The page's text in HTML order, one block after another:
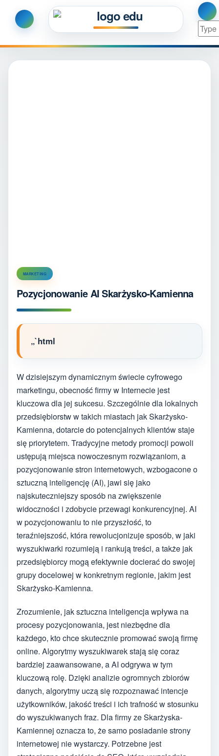
MARKETING
Pozycjonowanie AI Skarżysko-Kamienna
„`html
W dzisiejszym dynamicznym świecie cyfrowego
marketingu, obecność firmy w Internecie jest
kluczowa dla jej sukcesu. Szczególnie dla lokalnych
przedsiębiorstw w takich miastach jak Skarżysko-
Kamienna, dotarcie do potencjalnych klientów staje
się priorytetem. Tradycyjne metody promocji powoli
ustępują miejsca nowoczesnym rozwiązaniom, a
pozycjonowanie stron internetowych, wzbogacone o
sztuczną inteligencję (AI), jawi się jako
najskuteczniejszy sposób na zwiększenie
widoczności i zdobycie przewagi konkurencyjnej. AI
w pozycjonowaniu to nie przyszłość, to
teraźniejszość, która rewolucjonizuje sposób, w jaki
wyszukiwarki rozumieją i rankują treści, a także jak
przedsiębiorcy mogą efektywnie docierać do swojej
grupy docelowej w konkretnym regionie, jakim jest
Skarżysko-Kamienna.
Zrozumienie, jak sztuczna inteligencja wpływa na
procesy pozycjonowania, jest niezbędne dla
każdego, kto chce skutecznie promować swoją firmę
online. Algorytmy wyszukiwarek stają się coraz
bardziej zaawansowane, a AI odgrywa w tym
kluczową rolę. Dzięki analizie ogromnych zbiorów
danych, algorytmy uczą się rozpoznawać intencje
użytkowników, jakość treści i ich trafność w stosunku
do wyszukiwanych fraz. Dla firmy ze Skarżyska-
Kamiennej oznacza to, że samo posiadanie strony
internetowej nie wystarczy. Potrzebne jest